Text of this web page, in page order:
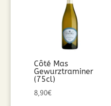
Côté Mas
Gewurztraminer
(75cl)
8,90€